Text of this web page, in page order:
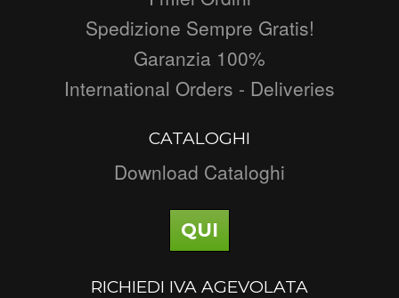
Spedizione Sempre Gratis!
Garanzia 100%
International Orders - Deliveries
CATALOGHI
Download Cataloghi
QUI
RICHIEDI IVA AGEVOLATA